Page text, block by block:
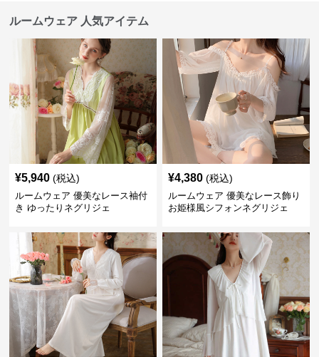
ルームウェア 人気アイテム
¥5,940 (税込)
ルームウェア 優美なレース袖付
き ゆったりネグリジェ
¥4,380 (税込)
ルームウェア 優美なレース飾り
お姫様風シフォンネグリジェ